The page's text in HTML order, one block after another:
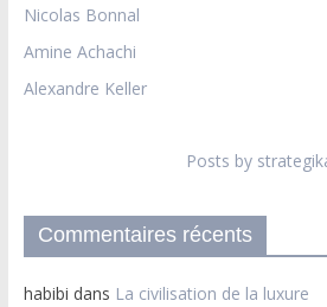
Nicolas Bonnal
Amine Achachi
Alexandre Keller
Posts by
Commentaires récents
habibi dans La civilisation de la luxure